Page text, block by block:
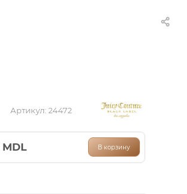
Артикул: 24472
MDL В корзину